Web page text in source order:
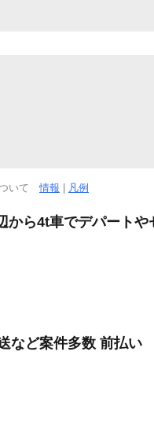
ついて情報 | 凡例
から4t車でデパート
など案件多数 前払い